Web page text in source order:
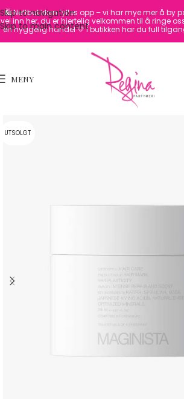
Skip to navigation
Skip to main content
🛍️ Nettbutikken fylles opp – vi har mye mer å by
vei inn her, du er hjertelig velkommen til å ringe
en hyggelig handel 💛I butikken har du full
MENY
UTSOLGT